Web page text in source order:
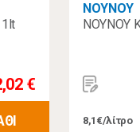
€
ΝΟΥΝΟΥ
ΝΟΥΝΟΥ
8,1€/λίτρο